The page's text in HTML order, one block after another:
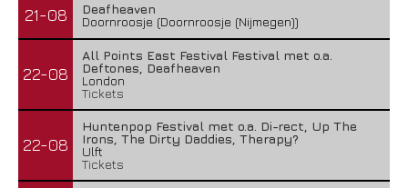
21-08
Deafheaven
Doornroosje (Doornroosje (Nijmegen))
22-08
All Points East Festival Festival met o.a.
Deftones, Deafheaven
London
Tickets
22-08
Huntenpop Festival met o.a. Di-rect, Up The
Irons, The Dirty Daddies, Therapy?
Ulft
Tickets